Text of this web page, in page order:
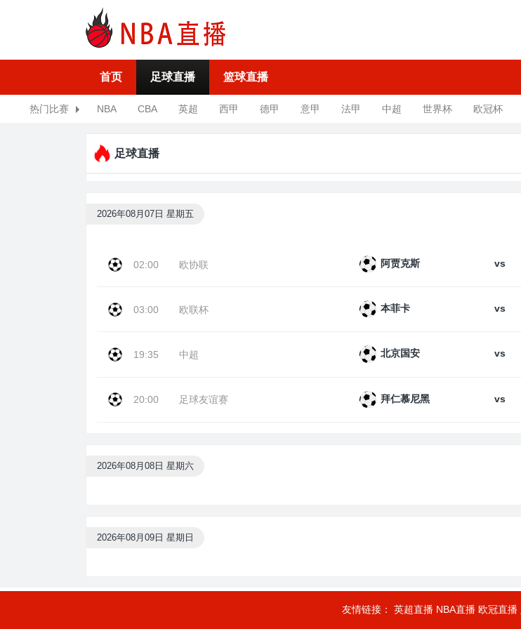
首页 足球直播 篮球直播
热门比赛 NBA CBA 英超 西甲 德甲 意甲 法甲 中超 世界杯 欧冠杯
足球直播
2026年08月07日 星期五
02:00 欧协联 阿贾克斯 vs
03:00 欧联杯 本菲卡 vs
19:35 中超 北京国安 vs
20:00 足球友谊赛 拜仁慕尼黑 vs
2026年08月08日 星期六
2026年08月09日 星期日
友情链接： 英超直播 NBA直播 欧冠直播